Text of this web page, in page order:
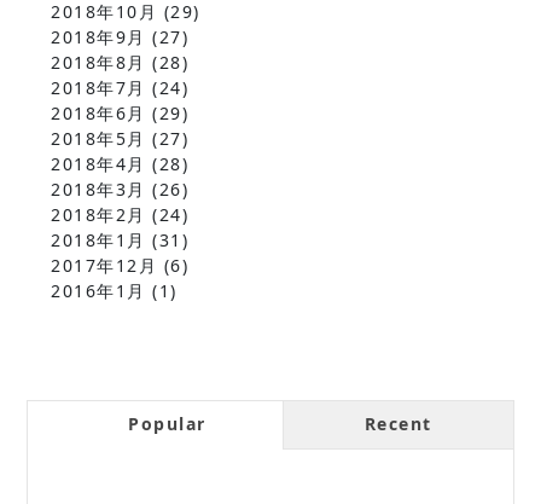
2018年10月 (29)
2018年9月 (27)
2018年8月 (28)
2018年7月 (24)
2018年6月 (29)
2018年5月 (27)
2018年4月 (28)
2018年3月 (26)
2018年2月 (24)
2018年1月 (31)
2017年12月 (6)
2016年1月 (1)
Popular Recent